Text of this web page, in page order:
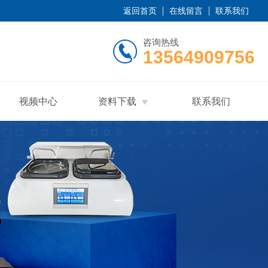
返回首页 在线留言 联系我们
咨询热线
13564909756
视频中心 资料下载 联系我们